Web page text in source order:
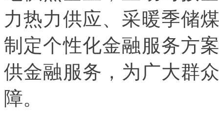
力热力供应、采暖季储
制定个性化金融服务方
供金融服务，为广大群
障。